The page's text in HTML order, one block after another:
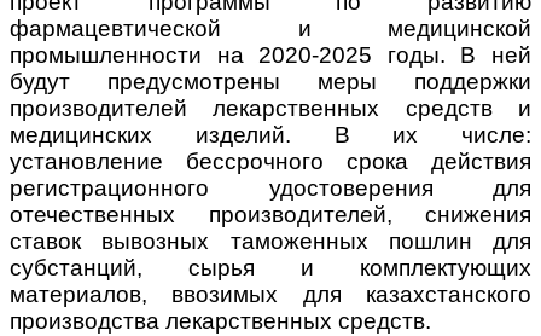
фармацевтической и медицинской
промышленности на 2020-2025 годы. В ней
будут предусмотрены меры поддержки
производителей лекарственных средств и
медицинских изделий. В их числе:
установление бессрочного срока действия
регистрационного удостоверения для
отечественных производителей, снижения
ставок вывозных таможенных пошлин для
субстанций, сырья и комплектующих
материалов, ввозимых для казахстанского
производства лекарственных средств.